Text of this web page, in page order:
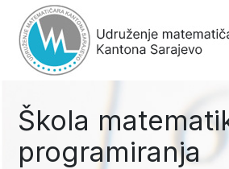
Škola
programiranja